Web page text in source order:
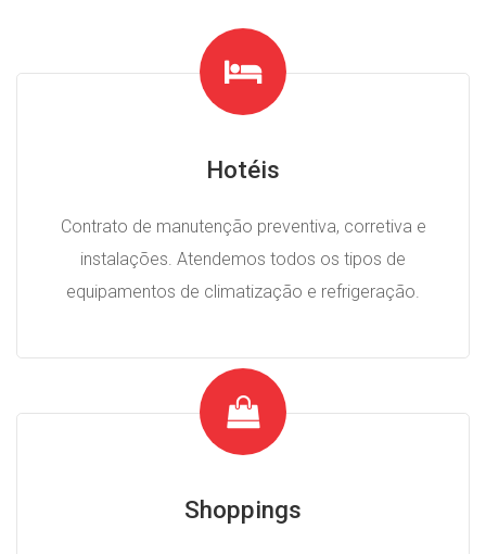
Hotéis
Contrato de manutenção preventiva, corretiva e
instalações. Atendemos todos os tipos de
equipamentos de climatização e refrigeração.
Shoppings